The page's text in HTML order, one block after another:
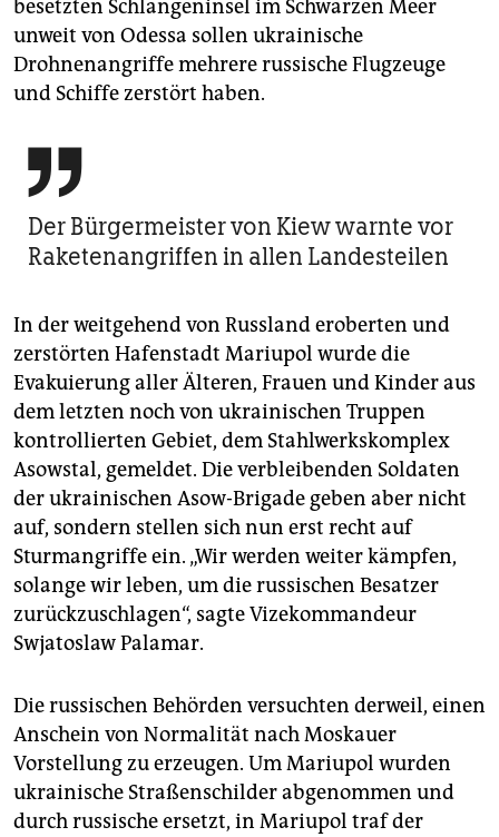
besetzten Schlangeninsel im Schwarzen Meer
unweit von Odessa sollen ukrainische
Drohnenangriffe mehrere russische Flugzeuge
und Schiffe zerstört haben.

Der Bürgermeister von Kiew warnte vor
Raketenangriffen in allen Landesteilen
In der weitgehend von Russland eroberten und
zerstörten Hafenstadt Mariupol wurde die
Evakuierung aller Älteren, Frauen und Kinder aus
dem letzten noch von ukrainischen Truppen
kontrollierten Gebiet, dem Stahlwerkskomplex
Asowstal, gemeldet. Die verbleibenden Soldaten
der ukrainischen Asow-Brigade geben aber nicht
auf, sondern stellen sich nun erst recht auf
Sturmangriffe ein. „Wir werden weiter kämpfen,
solange wir leben, um die russischen Besatzer
zurückzuschlagen“, sagte Vizekommandeur
Swjatoslaw Palamar.
Die russischen Behörden versuchten derweil, einen
Anschein von Normalität nach Moskauer
Vorstellung zu erzeugen. Um Mariupol wurden
ukrainische Straßenschilder abgenommen und
durch russische ersetzt, in Mariupol traf der